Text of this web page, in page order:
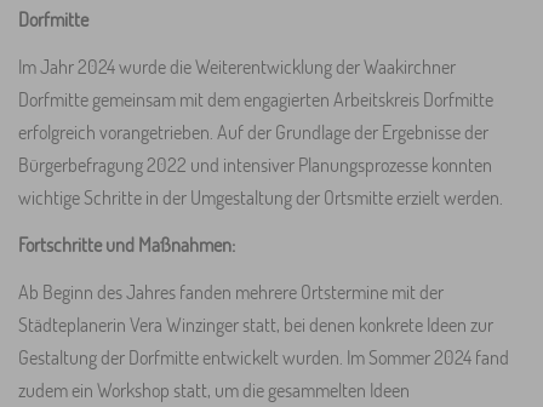
Dorfmitte
Im Jahr 2024 wurde die Weiterentwicklung der Waakirchner
Dorfmitte gemeinsam mit dem engagierten Arbeitskreis Dorfmitte
erfolgreich vorangetrieben. Auf der Grundlage der Ergebnisse der
Bürgerbefragung 2022 und intensiver Planungsprozesse konnten
wichtige Schritte in der Umgestaltung der Ortsmitte erzielt werden.
Fortschritte und Maßnahmen:
Ab Beginn des Jahres fanden mehrere Ortstermine mit der
Städteplanerin Vera Winzinger statt, bei denen konkrete Ideen zur
Gestaltung der Dorfmitte entwickelt wurden. Im Sommer 2024 fand
zudem ein Workshop statt, um die gesammelten Ideen